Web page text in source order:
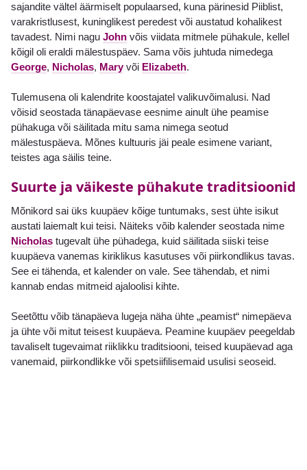
sajandite vältel äärmiselt populaarsed, kuna pärinesid Piiblist,
varakristlusest, kuninglikest peredest või austatud kohalikest
tavadest. Nimi nagu John võis viidata mitmele pühakule, kellel
kõigil oli eraldi mälestuspäev. Sama võis juhtuda nimedega
George, Nicholas, Maryvõi Elizabeth.
Tulemusena oli kalendrite koostajatel valikuvõimalusi. Nad
võisid seostada tänapäevase eesnime ainult ühe peamise
pühakuga või säilitada mitu sama nimega seotud
mälestuspäeva. Mõnes kultuuris jäi peale esimene variant,
teistes aga säilis teine.
Suurte ja väikeste pühakute traditsioonid
Mõnikord sai üks kuupäev kõige tuntumaks, sest ühte isikut
austati laiemalt kui teisi. Näiteks võib kalender seostada nime
Nicholas tugevalt ühe pühadega, kuid säilitada siiski teise
kuupäeva vanemas kiriklikus kasutuses või piirkondlikus tavas.
See ei tähenda, et kalender on vale. See tähendab, et nimi
kannab endas mitmeid ajaloolisi kihte.
Seetõttu võib tänapäeva lugeja näha ühte „peamist“ nimepäeva
ja ühte või mitut teisest kuupäeva. Peamine kuupäev peegeldab
tavaliselt tugevaimat riiklikku traditsiooni, teised kuupäevad aga
vanemaid, piirkondlikke või spetsiifilisemaid usulisi seoseid.